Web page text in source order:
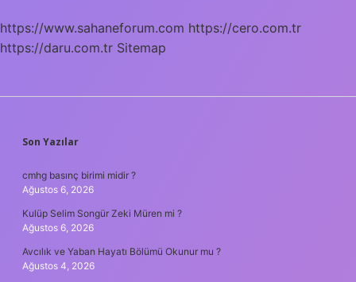
https://www.sahaneforum.com https://cero.com.tr
https://daru.com.tr Sitemap
SIDEBAR
Son Yazılar
cmhg basınç birimi midir ?
Ağustos 6, 2026
Kulüp Selim Songür Zeki Müren mi ?
Ağustos 6, 2026
Avcılık ve Yaban Hayatı Bölümü Okunur mu ?
Ağustos 4, 2026